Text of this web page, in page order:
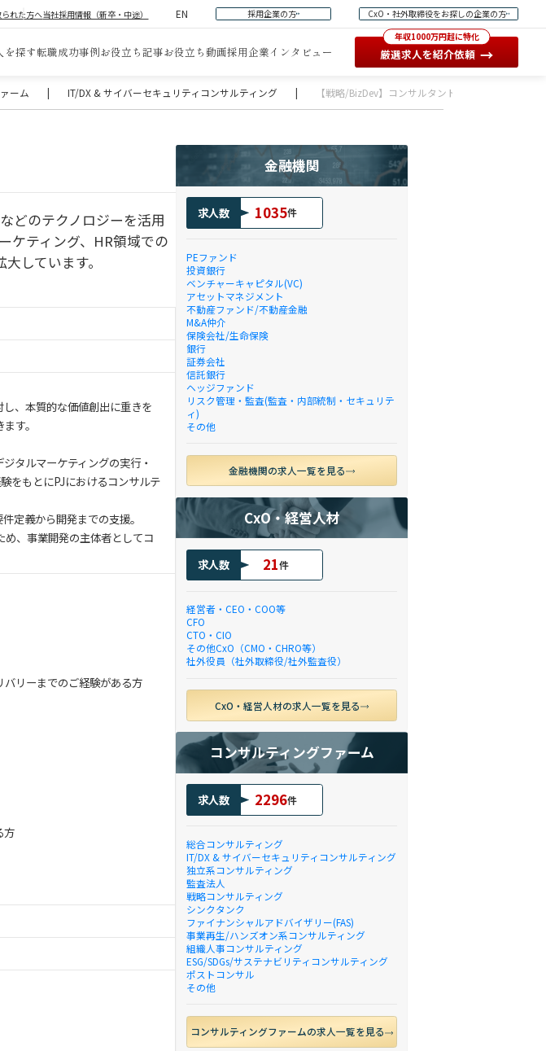
れた方へ当社採用情報（新卒・中途） EN 採用企業の方 CxO・社外取締役をお探しの企業の方
を探す転職成功事例お役立ち記事お役立ち動画採用企業インタビュー
年収1000万円超に特化
厳選求人を紹介依頼 →
ーム | IT/DX & サイバーセキュリティコンサルティング | 【戦略/BizDev】コンサルタント
どのテクノロジーを活用
ケティング、HR領域での
しています。
、本質的な価値創出に重きを
す。
タルマーケティングの実行・
をもとにPJにおけるコンサルテ
定義から開発までの支援。
、事業開発の主体者としてコ
リーまでのご経験がある方
方
金融機関
求人数 1035件
PEファンド
投資銀行
ベンチャーキャピタル(VC)
アセットマネジメント
不動産ファンド/不動産金融
M&A仲介
保険会社/生命保険
銀行
証券会社
信託銀行
ヘッジファンド
リスク管理・監査(監査・内部統制・セキュリテ
ィ)
その他
金融機関の求人一覧を見る
CxO・経営人材
求人数 21件
経営者・CEO・COO等
CFO
CTO・CIO
その他CxO（CMO・CHRO等）
社外役員（社外取締役/社外監査役）
CxO・経営人材の求人一覧を見る
コンサルティングファーム
求人数 2296件
総合コンサルティング
IT/DX & サイバーセキュリティコンサルティング
独立系コンサルティング
監査法人
戦略コンサルティング
シンクタンク
ファイナンシャルアドバイザリー(FAS)
事業再生/ハンズオン系コンサルティング
組織人事コンサルティング
ESG/SDGs/サステナビリティコンサルティング
ポストコンサル
その他
コンサルティングファームの求人一覧を見る